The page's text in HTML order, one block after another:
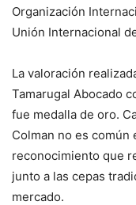
Organización
Unión Internacional
La valoración
Tamarugal Abocado
fue medalla de oro.
Colman no es
reconocimiento que
junto a las cepas
mercado.